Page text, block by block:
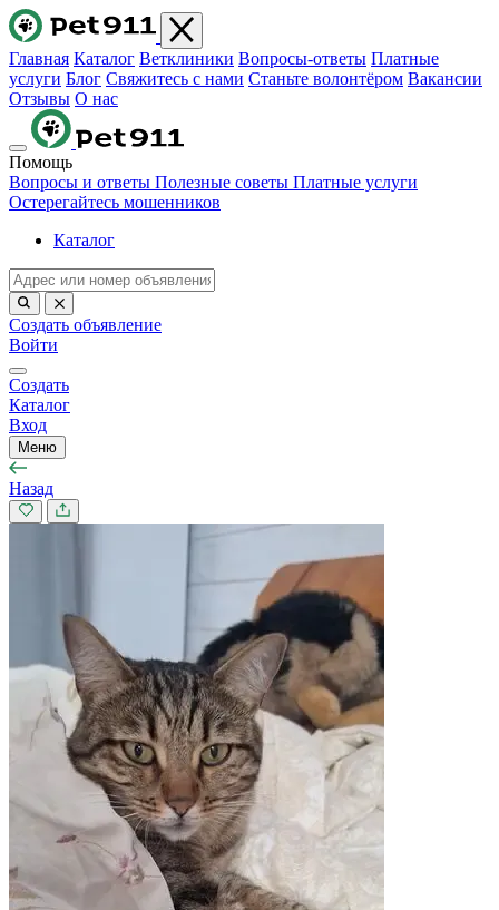
Главная Каталог Ветклиники Вопросы-ответы Платные
услуги Блог Свяжитесь с нами Станьте волонтёром Вакансии
Отзывы О нас
Помощь
Вопросы и ответы Полезные советы Платные услуги
Остерегайтесь мошенников
Каталог
Создать объявление
Войти
Создать
Каталог
Вход
Меню
Назад